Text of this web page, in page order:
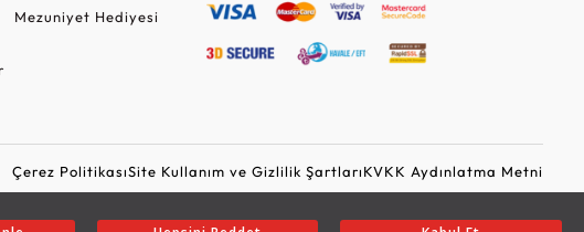
Mezuniyet Hediyesi
Çerez PolitikasıSite Kullanım ve Gizlilik ŞartlarıKVKK Aydınlatma Metni